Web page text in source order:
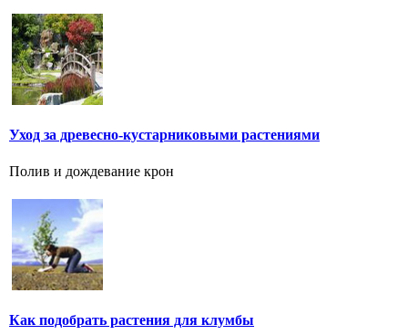
Уход за древесно-кустарниковыми растениями
Полив и дождевание крон
Как подобрать растения для клумбы